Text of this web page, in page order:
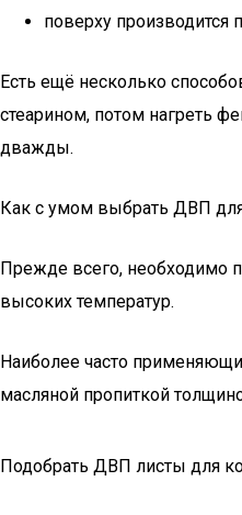
поверху
Есть ещё несколько
стеарином, потом нагреть
дважды.
Как с умом выбрать ДВП
Прежде всего, необходимо
высоких температур.
Наиболее часто
масляной пропиткой
Подобрать ДВП листы для